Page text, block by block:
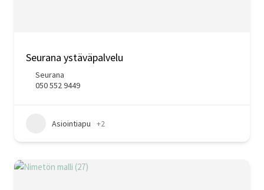
Seurana ystäväpalvelu
Seurana
050 552 9449
Asiointiapu +2